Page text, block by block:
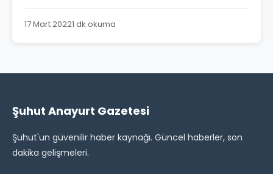
17 Mart 20221 dk okuma
Şuhut Anayurt Gazetesi
Şuhut'un güvenilir haber kaynağı. Güncel haberler, son
dakika gelişmeleri.